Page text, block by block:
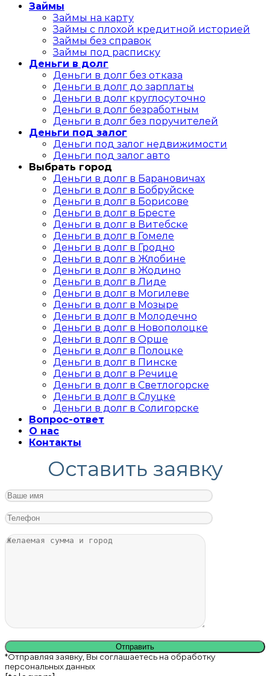
Займы
Займы на карту
Займы с плохой кредитной историей
Займы без справок
Займы под расписку
Деньги в долг
Деньги в долг без отказа
Деньги в долг до зарплаты
Деньги в долг круглосуточно
Деньги в долг безработным
Деньги в долг без поручителей
Деньги под залог
Деньги под залог недвижимости
Деньги под залог авто
Выбрать город
Деньги в долг в Барановичах
Деньги в долг в Бобруйске
Деньги в долг в Борисове
Деньги в долг в Бресте
Деньги в долг в Витебске
Деньги в долг в Гомеле
Деньги в долг в Гродно
Деньги в долг в Жлобине
Деньги в долг в Жодино
Деньги в долг в Лиде
Деньги в долг в Могилеве
Деньги в долг в Мозыре
Деньги в долг в Молодечно
Деньги в долг в Новополоцке
Деньги в долг в Орше
Деньги в долг в Полоцке
Деньги в долг в Пинске
Деньги в долг в Речице
Деньги в долг в Светлогорске
Деньги в долг в Слуцке
Деньги в долг в Солигорске
Вопрос-ответ
О нас
Контакты
Оставить заявку
*Отправляя заявку, Вы соглашаетесь на обработку
персональных данных